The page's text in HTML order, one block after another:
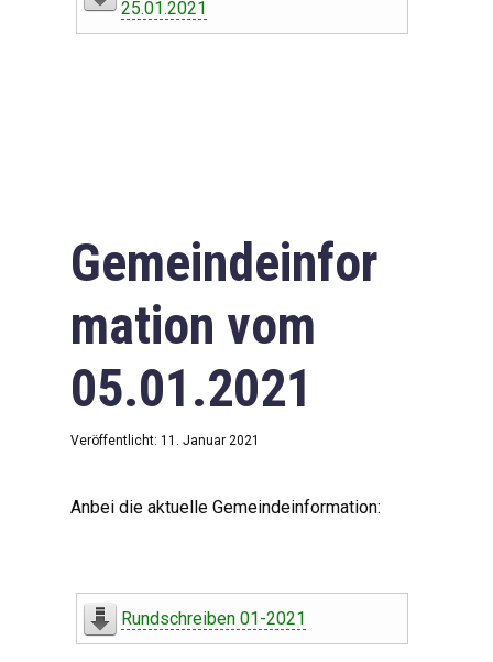
25.01.2021
Gemeindeinfor
mation vom
05.01.2021
Veröffentlicht: 11. Januar 2021
Anbei die aktuelle Gemeindeinformation:
Rundschreiben 01-2021